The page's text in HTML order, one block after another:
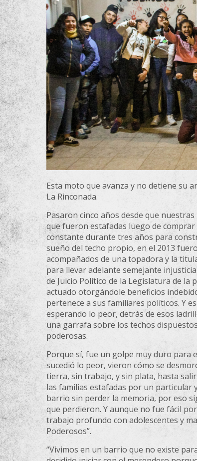
Esta moto que avanza y no detiene su
La Rinconada.
Pasaron cinco años desde que
que fueron estafadas luego de
constante durante tres años para
sueño del techo propio, en el 2013
acompañados de una topadora y la
para llevar adelante semejante
de Juicio Político de la Legislatura de
actuado otorgándole beneficios
pertenece a sus familiares políticos. Y
esperando lo peor, detrás de esos
una garrafa sobre los techos
poderosas.
Porque sí, fue un golpe muy duro para
sucedió lo peor, vieron cómo se
tierra, sin trabajo, y sin plata, hasta
las familias estafadas por un particular
barrio sin perder la memoria, por eso
que perdieron. Y aunque no fue fácil
trabajo profundo con adolescentes y
Poderosos”.
“Vivimos en un barrio que no existe